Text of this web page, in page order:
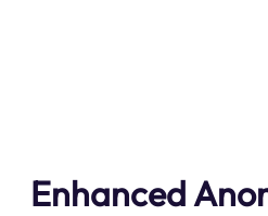
Enhanced